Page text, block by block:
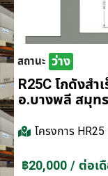
สถานะ ว่าง
R25C โกดังสำ
อ.บางพลี สมุท
โครงการ
฿20,000 / ต่อเ